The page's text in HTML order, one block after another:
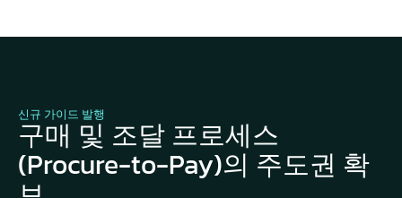
신규 가이드 발행
구매 및 조달 프로세스
(Procure-to-Pay)의 주도권 확